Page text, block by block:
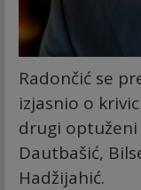
Radončić se
izjasnio o
drugi
Dautbašić,
Hadžijahić.